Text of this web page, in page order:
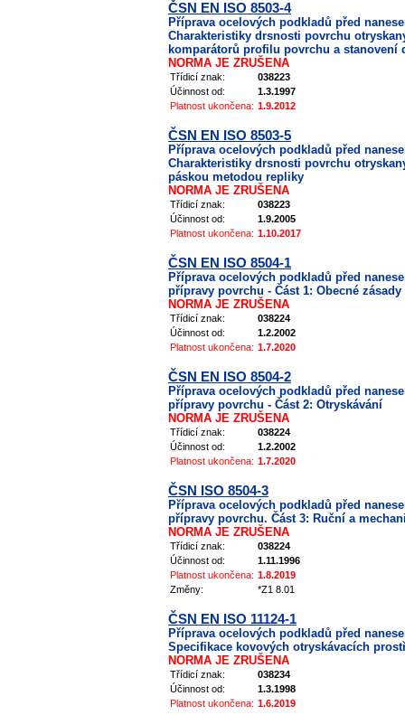
ČSN EN ISO 8503-4
Příprava ocelových podkladů před
Charakteristiky drsnosti povrchu
komparátorů profilu povrchu a
NORMA JE ZRUŠENA
Třídicí znak:
038223
Účinnost od:
1.3.1997
Platnost ukončena: 1.9.2012
ČSN EN ISO 8503-5
Příprava ocelových podkladů před
Charakteristiky drsnosti povrchu
páskou metodou repliky
NORMA JE ZRUŠENA
Třídicí znak:
038223
Účinnost od:
1.9.2005
Platnost ukončena: 1.10.2017
ČSN EN ISO 8504-1
Příprava ocelových podkladů před
přípravy povrchu - Část 1: Obecné zásady
NORMA JE ZRUŠENA
Třídicí znak:
038224
Účinnost od:
1.2.2002
Platnost ukončena: 1.7.2020
ČSN EN ISO 8504-2
Příprava ocelových podkladů před
přípravy povrchu - Část 2: Otryskávání
NORMA JE ZRUŠENA
Třídicí znak:
038224
Účinnost od:
1.2.2002
Platnost ukončena: 1.7.2020
ČSN ISO 8504-3
Příprava ocelových podkladů před
přípravy povrchu. Část 3: Ruční a
NORMA JE ZRUŠENA
Třídicí znak:
038224
Účinnost od:
1.11.1996
Platnost ukončena: 1.8.2019
Změny:
*Z1 8.01
ČSN EN ISO 11124-1
Příprava ocelových podkladů před
Specifikace kovových otryskávacích
NORMA JE ZRUŠENA
Třídicí znak:
038234
Účinnost od:
1.3.1998
Platnost ukončena: 1.6.2019